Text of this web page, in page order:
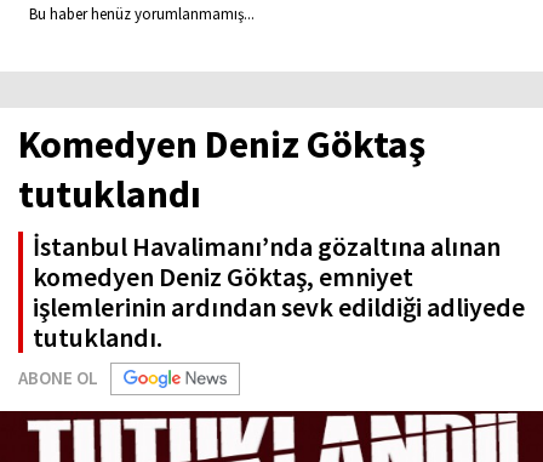
Bu haber henüz yorumlanmamış...
Komedyen Deniz Göktaş
tutuklandı
İstanbul Havalimanı’nda gözaltına alınan
komedyen Deniz Göktaş, emniyet
işlemlerinin ardından sevk edildiği adliyede
tutuklandı.
ABONE OL